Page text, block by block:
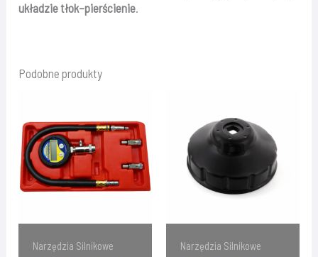
układzie tłok–pierścienie.
Podobne produkty
Narzędzia Silnikowe Narzędzia Silnikowe